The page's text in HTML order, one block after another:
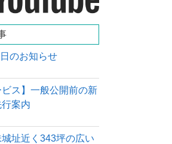
のお知らせ
ビス】一般公開前の新
案内
城址近く343坪の広い